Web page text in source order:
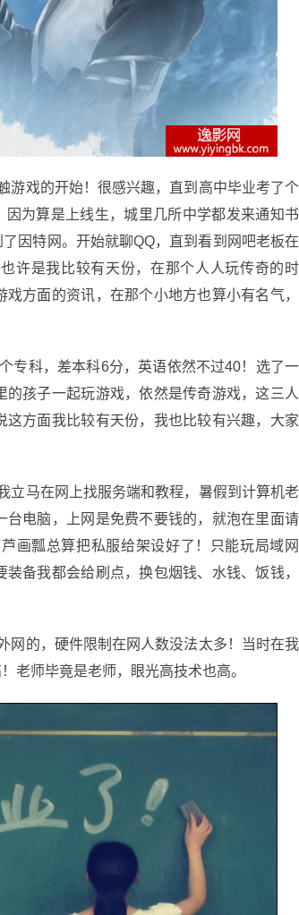
戏的开始！很感兴趣，直到高中毕业考了个
为算是上线生，城里几所中学都发来通知书
因特网。开始就聊QQ，直到看到网吧老板在
许是我比较有天份，在那个人人玩传奇的时
方面的资讯，在那个小地方也算小有名气，
科，差本科6分，英语依然不过40！选了一
孩子一起玩游戏，依然是传奇游戏，这三人
方面我比较有天份，我也比较有兴趣，大家
马在网上找服务端和教程，暑假到计算机老
电脑，上网是免费不要钱的，就泡在里面请
画瓢总算把私服给架设好了！只能玩局域网
备我都会给刷点，换包烟钱、水钱、饭钱，
的，硬件限制在网人数没法太多！当时在我
老师毕竟是老师，眼光高技术也高。